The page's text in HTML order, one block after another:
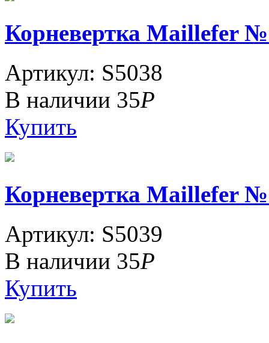
Корневертка Maillefer
Артикул: S5038
В наличии 35Р
Купить
Корневертка Maillefer
Артикул: S5039
В наличии 35Р
Купить